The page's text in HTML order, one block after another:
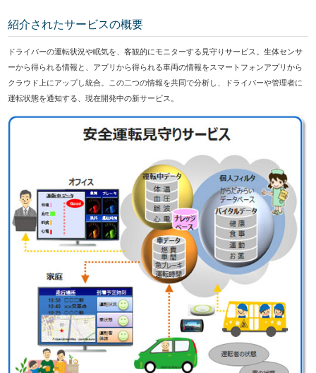
紹介されたサービスの概要
ドライバーの運転状況や眠気を、客観的にモニターする見守りサービス。生体センサ
ーから得られる情報と、アプリから得られる車両の情報をスマートフォンアプリから
クラウド上にアップし統合。この二つの情報を共同で分析し、ドライバーや管理者に
運転状態を通知する、現在開発中の新サービス。